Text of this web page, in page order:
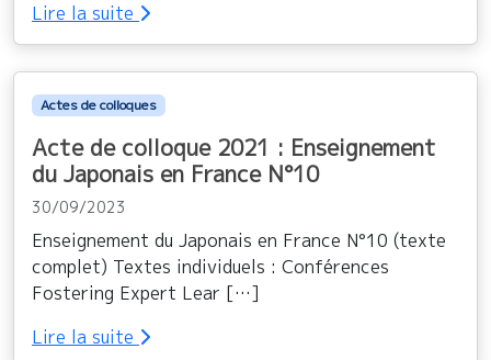
Lire la suite
Actes de colloques
Acte de colloque 2021 : Enseignement
du Japonais en France N°10
30/09/2023
Enseignement du Japonais en France N°10 (texte
complet) Textes individuels : Conférences
Fostering Expert Lear […]
Lire la suite